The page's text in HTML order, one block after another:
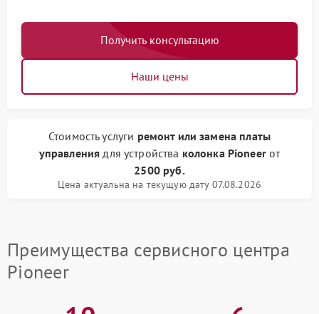
Получить консультацию
Наши цены
Стоимость услуги ремонт или замена платы
управления для устройства колонка Pioneerот
2500 руб.
Цена актуальна на текущую дату 07.08.2026
Преимущества сервисного центра
Pioneer